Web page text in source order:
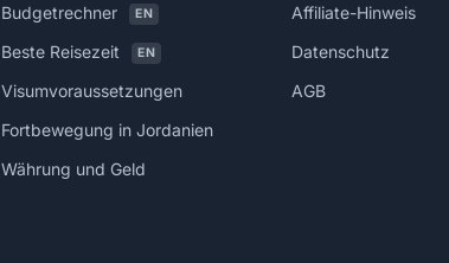
Budgetrechner EN
Beste Reisezeit EN
Visumvoraussetzungen
Fortbewegung in Jordanien
Währung und Geld
Affiliate-Hinweis
Datenschutz
AGB